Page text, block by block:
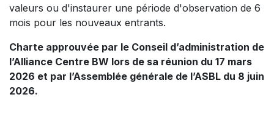
valeurs ou d'instaurer une période d'observation de 6
mois pour les nouveaux entrants.
Charte approuvée par le Conseil d’administration de
l’Alliance Centre BW lors de sa réunion du 17 mars
2026 et par l’Assemblée générale de l’ASBL du 8 juin
2026.